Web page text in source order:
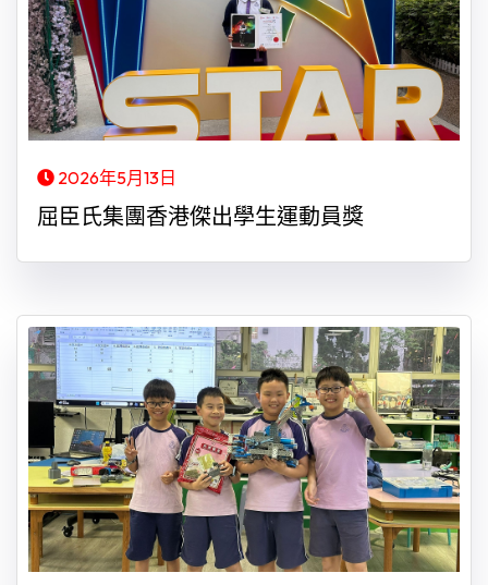
2026年5月13日
屈臣氏集團香港傑出學生運動員獎